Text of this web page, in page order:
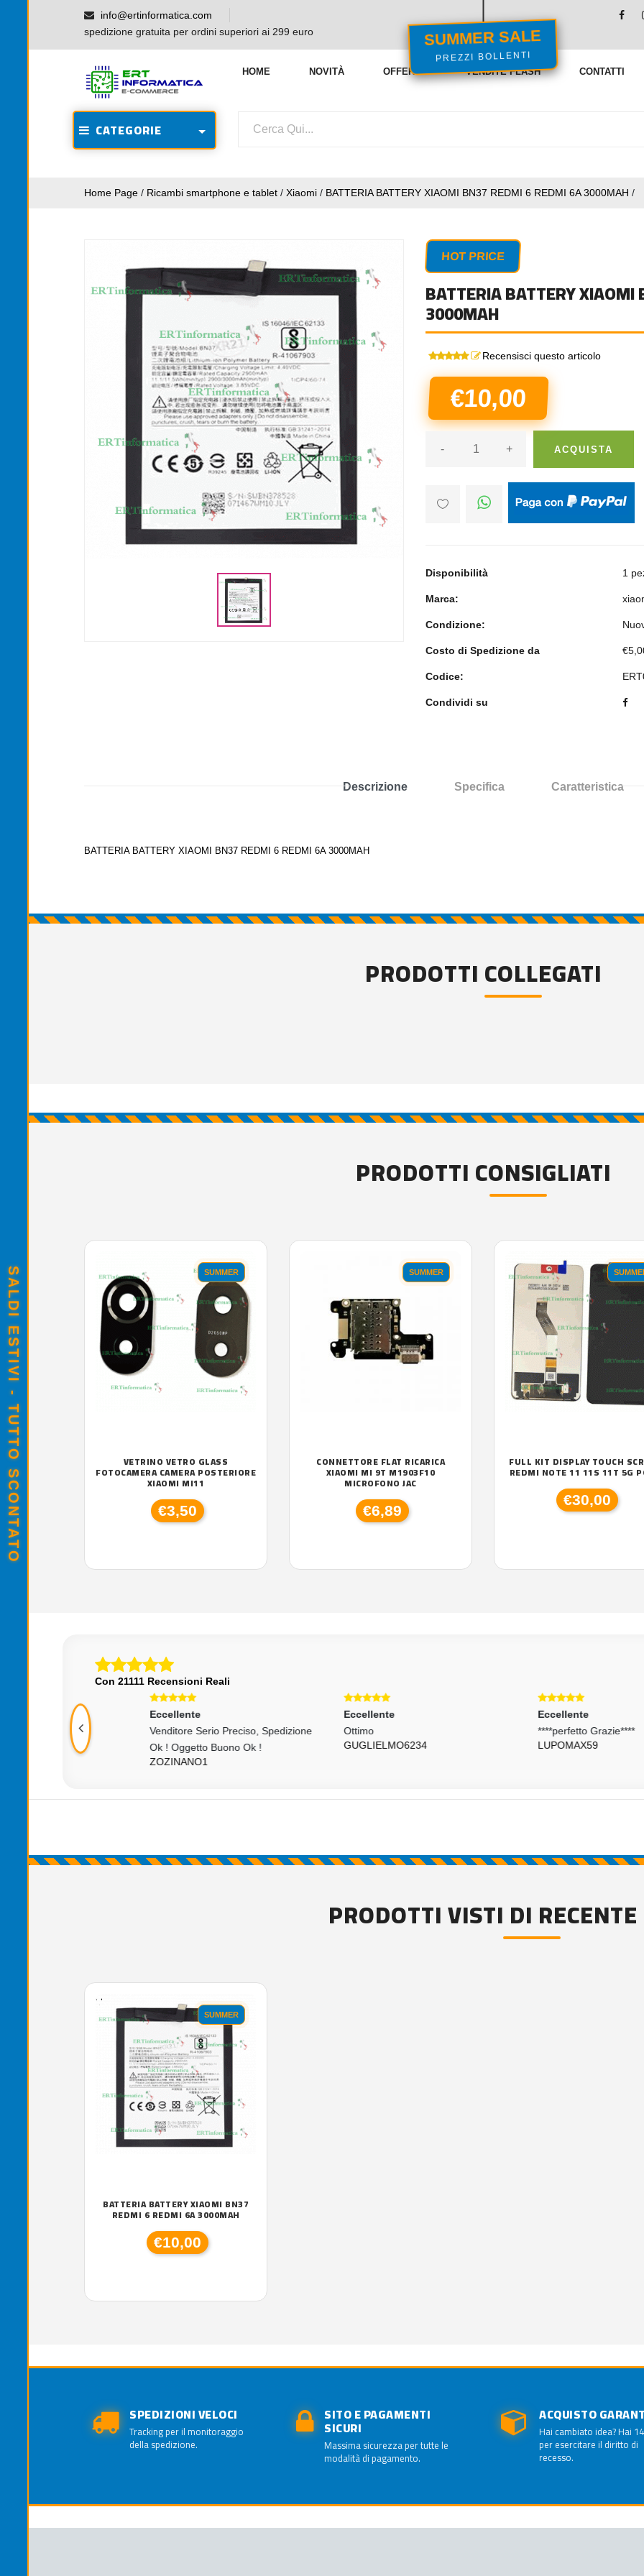
SUMMER SALE
PREZZI BOLLENTI
info@ertinformatica.com
spedizione gratuita per ordini superiori ai 299 euro
HOME NOVITÀ OFFERTE VENDITE FLASH CONTATTI
CATEGORIE
Home Page / Ricambi smartphone e tablet / Xiaomi / BATTERIA BATTERY XIAOMI BN37 REDMI 6 REDMI 6A 3000MAH /
HOT PRICE
BATTERIA BATTERY
3000MAH
Recensisci questo articolo
€10,00
- + ACQUISTA
Disponibilità 1
Marca:
Condizione:
Costo di Spedizione da
Codice:
Condividi su
Descrizione Specifica Caratteristica
BATTERIA BATTERY XIAOMI BN37 REDMI 6 REDMI 6A 3000MAH
PRODOTTI COLLEGATI
PRODOTTI CONSIGLIATI
SUMMER
VETRINO VETRO GLASS
FOTOCAMERA CAMERA POSTERIORE
XIAOMI MI11
€3,50
SUMMER
CONNETTORE FLAT RICARICA
XIAOMI MI 9T M1903F10
MICROFONO JAC
€6,89
FULL KIT DISPLAY TOUCH
REDMI NOTE 11 11S 11T 5G
€30,00
Con 21111 Recensioni Reali
Eccellente
Venditore Serio Preciso, Spedizione
Ok ! Oggetto Buono Ok !
ZOZINANO1
Eccellente
Ottimo
GUGLIELMO6234
Eccellente
****perfetto Grazie****
LUPOMAX59
PRODOTTI VISTI DI RECENTE
'.'
SUMMER
BATTERIA BATTERY XIAOMI BN37
REDMI 6 REDMI 6A 3000MAH
€10,00
SPEDIZIONI VELOCI
Tracking per il monitoraggio
della spedizione.
SITO E PAGAMENTI
SICURI
Massima sicurezza per tutte le
modalità di pagamento.
ACQUISTO
Hai cambiato idea? Hai
per esercitare il diritto di
recesso.
SALDI ESTIVI - TUTTO SCONTATO